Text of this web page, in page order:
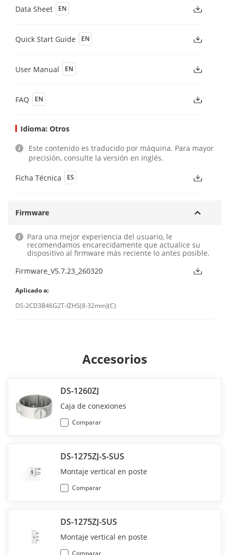
Data Sheet EN
Quick Start Guide EN
User Manual EN
FAQ EN
Idioma: Otros
Este contenido es traducido por máquina. Para mayor
precisión, consulte la versión en inglés.
Ficha Técnica ES
Firmware
Para una mejor experiencia del usuario, le
recomendamos encarecidamente que actualice su
dispositivo al firmware más reciente lo antes posible.
Firmware_V5.7.23_260320
Aplicado a:
DS-2CD3B46G2T-IZHS(8-32mm)(C)
Accesorios
DS-1260ZJ
Caja de conexiones
Comparar
DS-1275ZJ-S-SUS
Montaje vertical en poste
Comparar
DS-1275ZJ-SUS
Montaje vertical en poste
Comparar